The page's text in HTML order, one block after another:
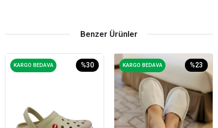
Benzer Ürünler
KARGO BEDAVA %30 KARGO BEDAVA %23